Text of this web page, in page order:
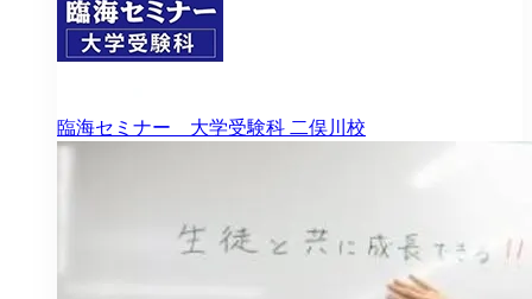
臨海セミナー 大学受験科 二俣川校